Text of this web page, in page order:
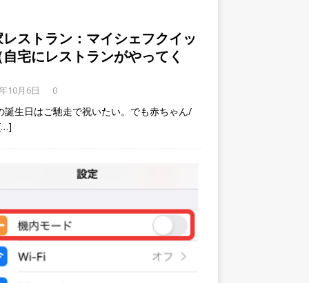
ストラン：マイシェフクイッ
宅にレストランがやってく
10月6日 0
誕生日はご馳走で祝いたい。でも赤ちゃん/